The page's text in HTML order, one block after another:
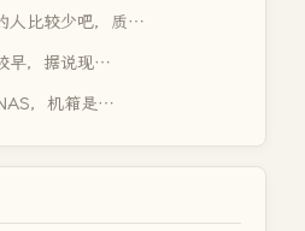
人比较少吧，质…
早，据说现…
，机箱是…